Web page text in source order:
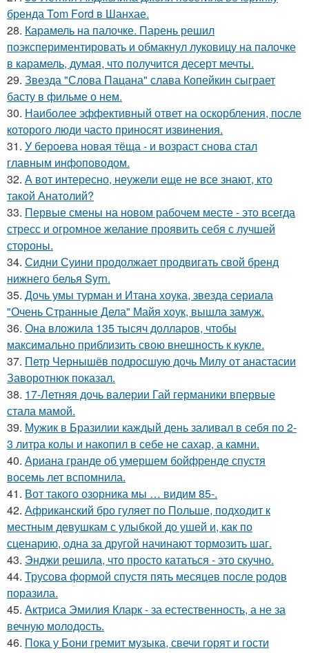
бренда Tom Ford в Шанхае.
28. Карамель на палочке. Парень решил
поэкспериментировать и обмакнул луковицу на палочке
в карамель, думая, что получится десерт мечты.
29. Звезда "Слова Пацана" слава Копейкин сыграет
басту в фильме о нем.
30. Наиболее эффективный ответ на оскорбления, после
которого люди часто приносят извинения.
31. У бероева новая тёща - и возраст снова стал
главным инфоповодом.
32. А вот интересно, неужели еще не все знают, кто
такой Анатолий?
33. Первые смены на новом рабочем месте - это всегда
стресс и огромное желание проявить себя с лучшей
стороны.
34. Сидни Суини продолжает продвигать свой бренд
нижнего белья Syrn.
35. Дочь умы турман и Итана хоука, звезда сериала
"Очень Странные Дела" Майя хоук, вышла замуж.
36. Она вложила 135 тысяч долларов, чтобы
максимально приблизить свою внешность к кукле.
37. Петр Чернышёв подросшую дочь Милу от анастасии
Заворотнюк показал.
38. 17-Летняя дочь валерии Гай германики впервые
стала мамой.
39. Мужик в Бразилии каждый день заливал в себя по 2-
3 литра колы и накопил в себе не сахар, а камни.
40. Ариана гранде об умершем бойфренде спустя
восемь лет вспомнила.
41. Вот такого озорника мы … видим 85-.
42. Африканский бро гуляет по Польше, подходит к
местным девушкам с улыбкой до ушей и, как по
сценарию, одна за другой начинают тормозить шаг.
43. Энджи решила, что просто кататься - это скучно.
44. Трусова формой спустя пять месяцев после родов
поразила.
45. Актриса Эмилия Кларк - за естественность, а не за
вечную молодость.
46. Пока у Бони гремит музыка, свечи горят и гости